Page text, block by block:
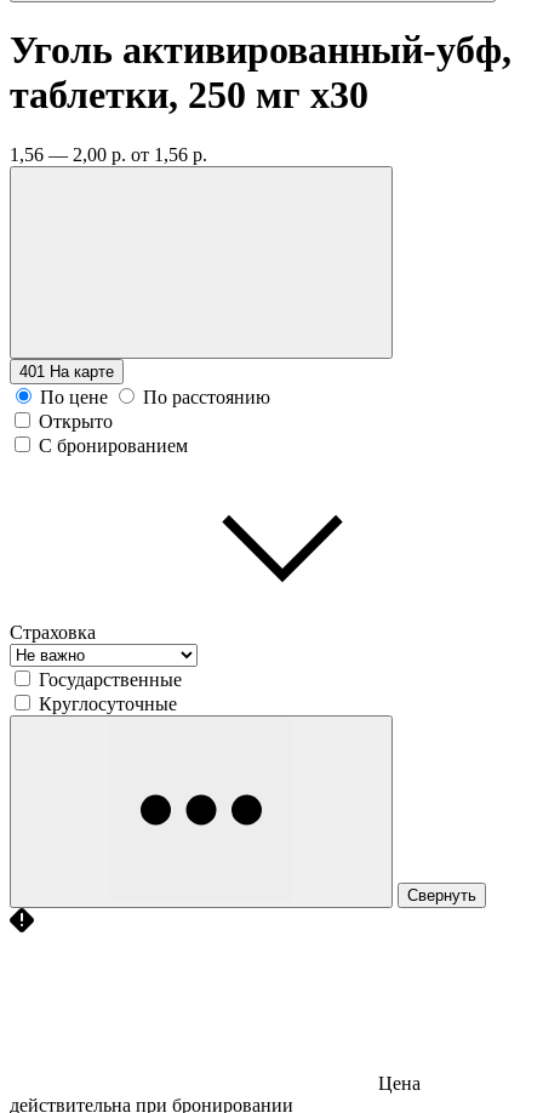
Уголь активированный-убф,
таблетки, 250 мг x30
1,56 — 2,00 р. от 1,56 р.
401 На карте
По цене
По расстоянию
Открыто
С бронированием
Страховка
Государственные
Круглосуточные
Свернуть
Цена
действительна при бронировании